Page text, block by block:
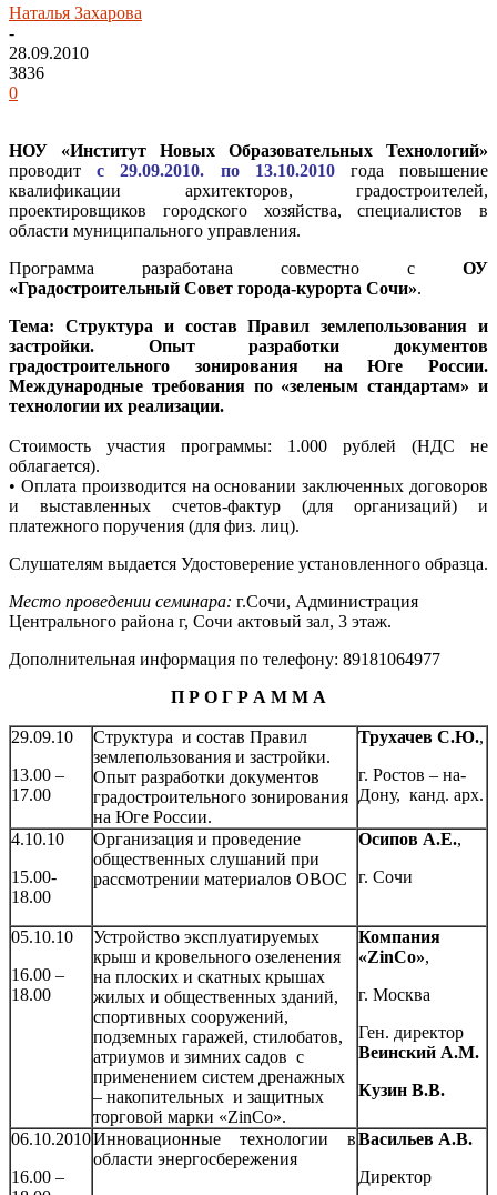
Наталья Захарова
-
28.09.2010
3836
0
НОУ «Институт Новых Образовательных Технологий»
проводитс 29.09.2010. по 13.10.2010года повышение
квалификации архитекторов, градостроителей,
проектировщиков городского хозяйства, специалистов в
области муниципального управления.
Программа разработана совместно с ОУ
«Градостроительный Совет города-курорта Сочи».
Тема: Структура и состав Правил землепользования и
застройки. Опыт разработки документов
градостроительного зонирования на Юге России.
Международные требования по «зеленым стандартам» и
технологии их реализации.
Стоимость участия программы: 1.000 рублей (НДС не
облагается).
• Оплата производится на основании заключенных договоров
и выставленных счетов-фактур (для организаций) и
платежного поручения (для физ. лиц).
Слушателям выдается Удостоверение установленного образца.
Место проведении семинара: г.Сочи, Администрация
Центрального района г, Сочи актовый зал, 3 этаж.
Дополнительная информация по телефону: 89181064977
П Р О Г Р А М М А
29.09.10
13.00 –
17.00
Структура и состав Правил
землепользования и застройки.
Опыт разработки документов
градостроительного зонирования
на Юге России.
Трухачев С.Ю.,
г. Ростов – на-
Дону, канд. арх.
4.10.10
15.00-
18.00
Организация и проведение
общественных слушаний при
рассмотрении материалов ОВОС
Осипов А.Е.,
г. Сочи
05.10.10
16.00 –
18.00
Устройство эксплуатируемых
крыш и кровельного озеленения
на плоских и скатных крышах
жилых и общественных зданий,
спортивных сооружений,
подземных гаражей, стилобатов,
атриумов и зимних садов с
применением систем дренажных
– накопительных и защитных
торговой марки «ZinCo».
Компания
«ZinCo»,
г. Москва
Ген. директор
Веинский А.М.
Кузин В.В.
06.10.2010
16.00 –
Инновационные технологии в
области энергосбережения
Васильев А.В.
Директор